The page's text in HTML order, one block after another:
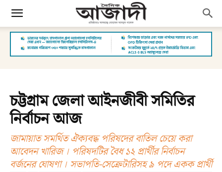
চট্টগ্রাম জেলা আইনজীবী সমিতির
নির্বাচন আজ
জামায়াত সমর্থিত ঐক্যবদ্ধ পরিষদের বাতিল চেয়ে করা
আবেদন খারিজ । পরিষদটির বৈধ ১২ প্রার্থীর নির্বাচন
বর্জনের ঘোষণা । সভাপতি-সেক্রেটারিসহ ৯ পদে একক প্রার্থী